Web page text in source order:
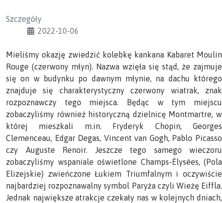
Szczegóły
2022-10-06
Mieliśmy okazję zwiedzić kolebkę kankana Kabaret Moulin
Rouge (czerwony młyn). Nazwa wzięła się stąd, że zajmuje
się on w budynku po dawnym młynie, na dachu którego
znajduje się charakterystyczny czerwony wiatrak, znak
rozpoznawczy tego miejsca. Będąc w tym miejscu
zobaczyliśmy również historyczną dzielnicę Montmartre, w
której mieszkali m.in. Fryderyk Chopin, Georges
Clemenceau, Edgar Degas, Vincent van Gogh, Pablo Picasso
czy Auguste Renoir. Jeszcze tego samego wieczoru
zobaczyliśmy wspaniale oświetlone Champs-Élysées, (Pola
Elizejskie) zwieńczone Łukiem Triumfalnym i oczywiście
najbardziej rozpoznawalny symbol Paryża czyli Wieżę Eiffla.
Jednak największe atrakcje czekały nas w kolejnych dniach,